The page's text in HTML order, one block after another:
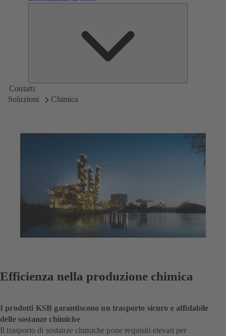
Contatti
Soluzioni
Chimica
Efficienza nella produzione chimica
I prodotti KSB garantiscono un trasporto sicuro e affidabile
delle sostanze chimiche
Il trasporto di sostanze chimiche pone requisiti elevati per